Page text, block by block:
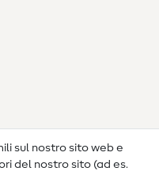
sul nostro sito web e
del nostro sito (ad es.